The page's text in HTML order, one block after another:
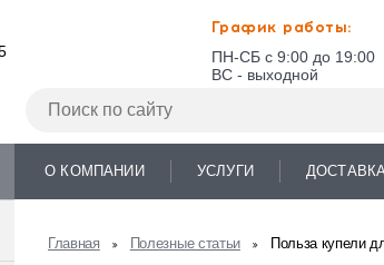
График работы:
ПН-СБ с 9:00 до 19:00
ВС - выходной
О КОМПАНИИ УСЛУГИ
Главная Полезные статьи Польза купели